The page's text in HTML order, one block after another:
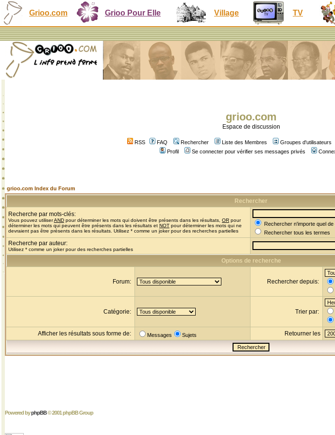
Grioo.com Grioo Pour Elle Village TV
grioo.com
Espace de discussion
RSS FAQ Rechercher Liste des Membres Groupes d'utilisateurs
Profil
Se connecter pour vérifier ses messages privés
grioo.com Index du Forum
Rechercher
Recherche par mots-clés:
Vous pouvez utiliserAND pour déterminer les mots qui doivent être présents dans les résultats, OR pour
déterminer les mots qui peuvent être présents dans les résultats et NOT pour déterminer les mots qui ne
devraient pas être présents dans les résultats. Utilisez * comme un joker pour des recherches partielles
Rechercher n'importe quel
Rechercher tous les termes
Recherche par auteur:
Utilisez * comme un joker pour des recherches partielles
Options de recherche
Forum: Rechercher depuis:
Catégorie: Trier par:
Afficher les résultats sous forme de: Messages Sujets Retourner les
Powered byphpBB© 2001 phpBB Group